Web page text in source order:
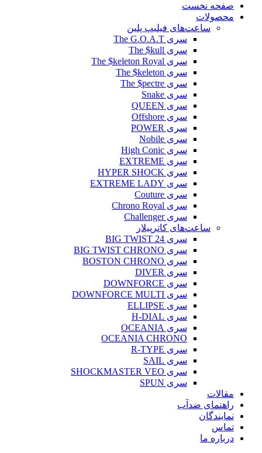
صفحه نخست
محصولات
ساعت‌های فیلیپ پلین
سری The G.O.A.T
سری The $kull
سری The $keleton Royal
سری The $keleton
سری The $pectre
سری Snake
سری QUEEN
سری Offshore
سری POWER
سری Nobile
سری High Conic
سری EXTREME
سری HYPER SHOCK
سری EXTREME LADY
سری Couture
سری Chrono Royal
سری Challenger
ساعت‌های کاترپیلار
سری BIG TWIST 24
سری BIG TWIST CHRONO
سری BOSTON CHRONO
سری DIVER
سری DOWNFORCE
سری DOWNFORCE MULTI
سری ELLIPSE
سری H-DIAL
سری OCEANIA
OCEANIA CHRONO
سری R-TYPE
سری SAIL
سری SHOCKMASTER VEO
سری SPUN
مقالات
راهنمای ضدآب
نمایندگان
تماس
درباره ما